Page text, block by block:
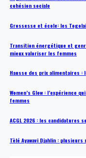
cohésion sociale
Grossesse et école: les
Transition énergétique et
mieux valoriser les femmes
Hausse des prix alimentaires
Women’s Glow : l’expérience
femmes
ACGL 2026 : les candidatures
Tèlé Ayawavi Djahlin :